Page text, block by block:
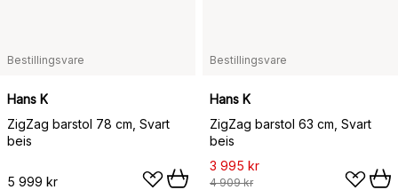
Bestillingsvare
Hans K
ZigZag barstol 78 cm, Svart
beis
5 999 kr
Bestillingsvare
Hans K
ZigZag barstol 63 cm, Svart
beis
3 995 kr
4 909 kr